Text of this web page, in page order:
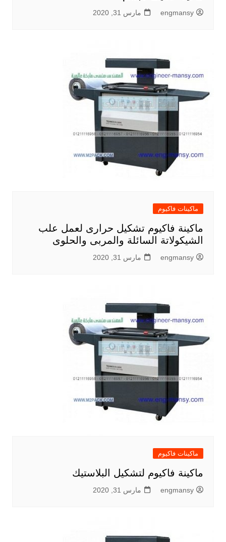
engmansy مارس 31, 2020
ماكينات فاكيوم
ماكينة فاكيوم تشكيل حرارى لعمل علب
الشيكولاتة السائلة والمربى والحلوى
engmansy مارس 31, 2020
ماكينات فاكيوم
ماكينة فاكيوم لتشكيل البلاستيك
engmansy مارس 31, 2020